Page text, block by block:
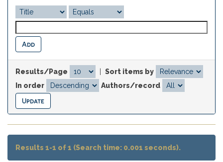
Results/Page
Sort items by
In order
Authors/record
Results 1-1 of 1 (Search time: 0.001 seconds).